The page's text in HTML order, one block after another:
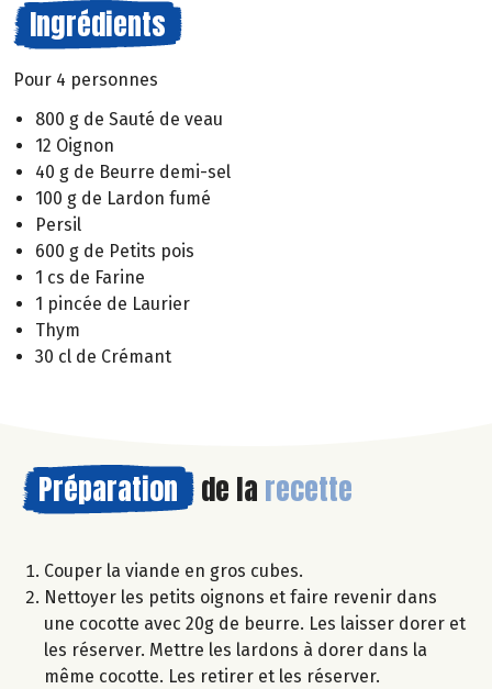
Ingrédients
Pour 4 personnes
800 g de Sauté de veau
12 Oignon
40 g de Beurre demi-sel
100 g de Lardon fumé
Persil
600 g de Petits pois
1 cs de Farine
1 pincée de Laurier
Thym
30 cl de Crémant
Préparation de la recette
Couper la viande en gros cubes.
Nettoyer les petits oignons et faire revenir dans
une cocotte avec 20g de beurre. Les laisser dorer et
les réserver. Mettre les lardons à dorer dans la
même cocotte. Les retirer et les réserver.